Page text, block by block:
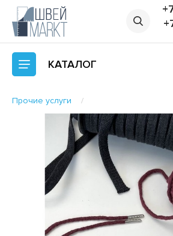
КАТАЛОГ
Прочие услуги